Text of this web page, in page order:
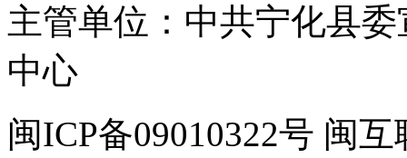
主管单位：中共宁化县
中心
闽ICP备09010322号 闽